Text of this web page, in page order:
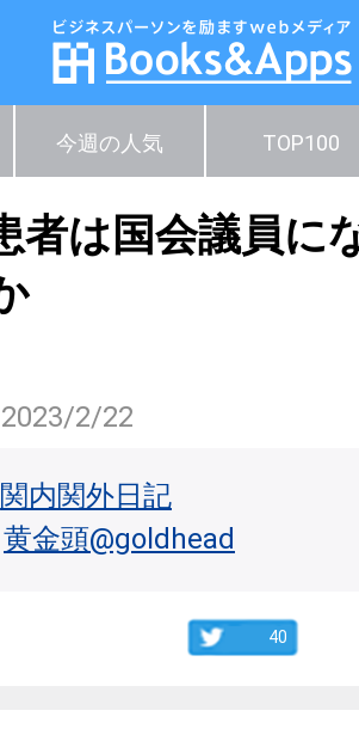
今週の人気 TOP100
者は国会議員に
2023/2/22
関内関外日記
黄金頭@goldhead
40